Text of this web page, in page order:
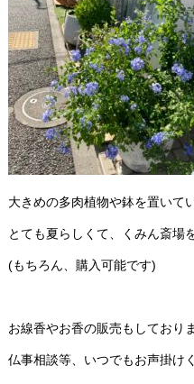
大きめの多肉植物や鉢を置いて
とても夏らしくて、くみん斎場
(もちろん、購入可能です)
お線香やお香の販売もしておりま
仏事相談等、いつでもお声掛け